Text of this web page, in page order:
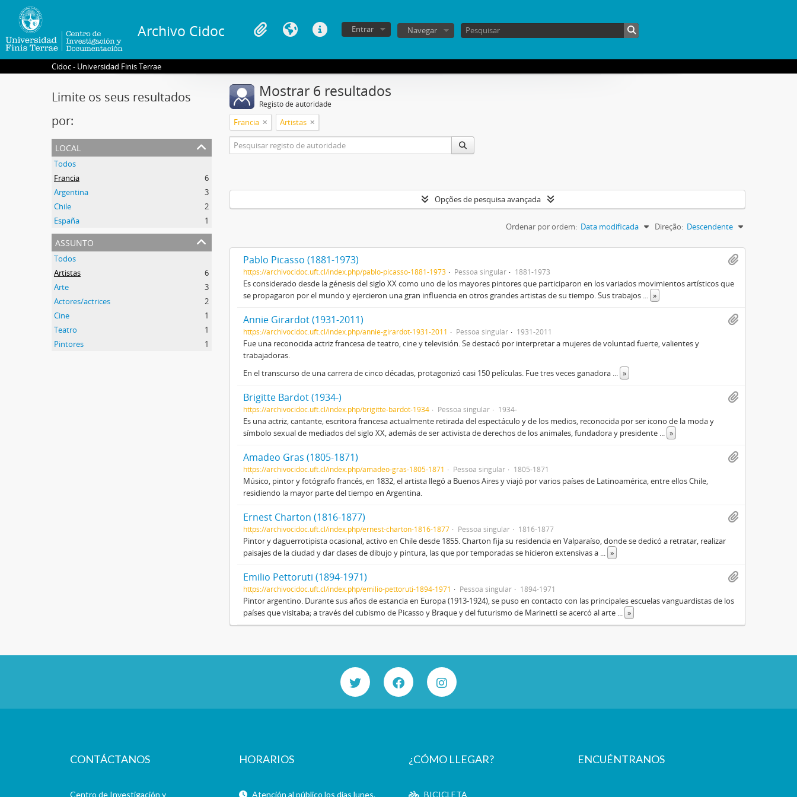
Archivo Cidoc Entrar Navegar
Cidoc - Universidad Finis Terrae
Limite os seus resultados
por:
local
Todos
Francia
6
Argentina
3
Chile
2
España
1
assunto
Todos
Artistas
6
Arte
3
Actores/actrices
2
Cine
1
Teatro
1
Pintores
1
Mostrar 6 resultados
Registo de autoridade
Francia Artistas
Opções de pesquisa avançada
Ordenar por ordem: Data modificada Direção: Descendente
Pablo Picasso (1881-1973)
https://archivocidoc.uft.cl/index.php/pablo-picasso-1881-1973 Pessoa singular 1881-1973
Es considerado desde la génesis del siglo XX como uno de los mayores pintores que participaron en los variados movimientos artísticos que
se propagaron por el mundo y ejercieron una gran influencia en otros grandes artistas de su tiempo. Sus trabajos ... »
Annie Girardot (1931-2011)
https://archivocidoc.uft.cl/index.php/annie-girardot-1931-2011 Pessoa singular 1931-2011
Fue una reconocida actriz francesa de teatro, cine y televisión.​ Se destacó por interpretar a mujeres de voluntad fuerte, valientes y
trabajadoras.
En el transcurso de una carrera de cinco décadas, protagonizó casi 150 películas. Fue tres veces ganadora ... »
Brigitte Bardot (1934-)
https://archivocidoc.uft.cl/index.php/brigitte-bardot-1934 Pessoa singular 1934-
Es una actriz, cantante, escritora francesa actualmente retirada del espectáculo y de los medios, reconocida por ser icono de la moda y
símbolo sexual de mediados del siglo XX, además de ser activista de derechos de los animales, fundadora y presidente ... »
Amadeo Gras (1805-1871)
https://archivocidoc.uft.cl/index.php/amadeo-gras-1805-1871 Pessoa singular 1805-1871
Músico, pintor y fotógrafo francés, en 1832, el artista llegó a Buenos Aires y viajó por varios países de Latinoamérica, entre ellos Chile,
residiendo la mayor parte del tiempo en Argentina.
Ernest Charton (1816-1877)
https://archivocidoc.uft.cl/index.php/ernest-charton-1816-1877 Pessoa singular 1816-1877
Pintor y daguerrotipista ocasional, activo en Chile desde 1855. Charton fija su residencia en Valparaíso, donde se dedicó a retratar, realizar
paisajes de la ciudad y dar clases de dibujo y pintura, las que por temporadas se hicieron extensivas a ... »
Emilio Pettoruti (1894-1971)
https://archivocidoc.uft.cl/index.php/emilio-pettoruti-1894-1971 Pessoa singular 1894-1971
Pintor argentino. Durante sus años de estancia en Europa (1913-1924), se puso en contacto con las principales escuelas vanguardistas de los
países que visitaba; a través del cubismo de Picasso y Braque y del futurismo de Marinetti se acercó al arte ... »
CONTÁCTANOS
Centro de Investigación y
HORARIOS
Atención al público los días lunes,
¿CÓMO LLEGAR?
BICICLETA
ENCUÉNTRANOS